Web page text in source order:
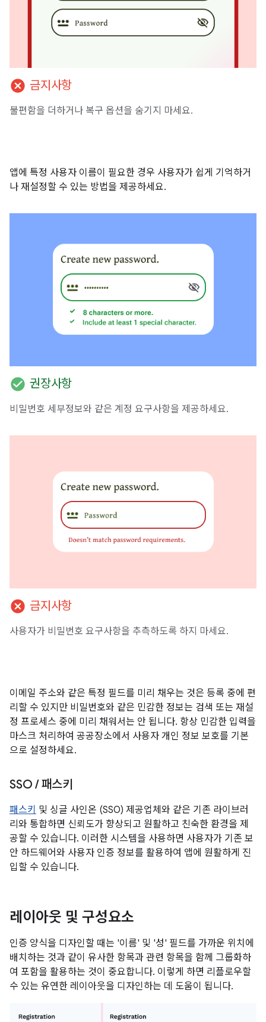
cancel 금지사항
불편함을 더하거나 복구 옵션을 숨기지 마세요.
앱에 특정 사용자 이름이 필요한 경우 사용자가 쉽게 기억하거
나 재설정할 수 있는 방법을 제공하세요.
check_circle 권장사항
비밀번호 세부정보와 같은 계정 요구사항을 제공하세요.
cancel 금지사항
사용자가 비밀번호 요구사항을 추측하도록 하지 마세요.
이메일 주소와 같은 특정 필드를 미리 채우는 것은 등록 중에 편
리할 수 있지만 비밀번호와 같은 민감한 정보는 검색 또는 재설
정 프로세스 중에 미리 채워서는 안 됩니다. 항상 민감한 입력을
마스크 처리하여 공공장소에서 사용자 개인 정보 보호를 기본
으로 설정하세요.
SSO /패스키
패스키 및 싱글 사인온 (SSO) 제공업체와 같은 기존 라이브러
리와 통합하면 신뢰도가 향상되고 원활하고 친숙한 환경을 제
공할 수 있습니다. 이러한 시스템을 사용하면 사용자가 기존 보
안 하드웨어와 사용자 인증 정보를 활용하여 앱에 원활하게 진
입할 수 있습니다.
레이아웃 및 구성요소
인증 양식을 디자인할 때는 '이름' 및 '성' 필드를 가까운 위치에
배치하는 것과 같이 유사한 항목과 관련 항목을 함께 그룹화하
여 포함을 활용하는 것이 중요합니다. 이렇게 하면 리플로우할
수 있는 유연한 레이아웃을 디자인하는 데 도움이 됩니다.